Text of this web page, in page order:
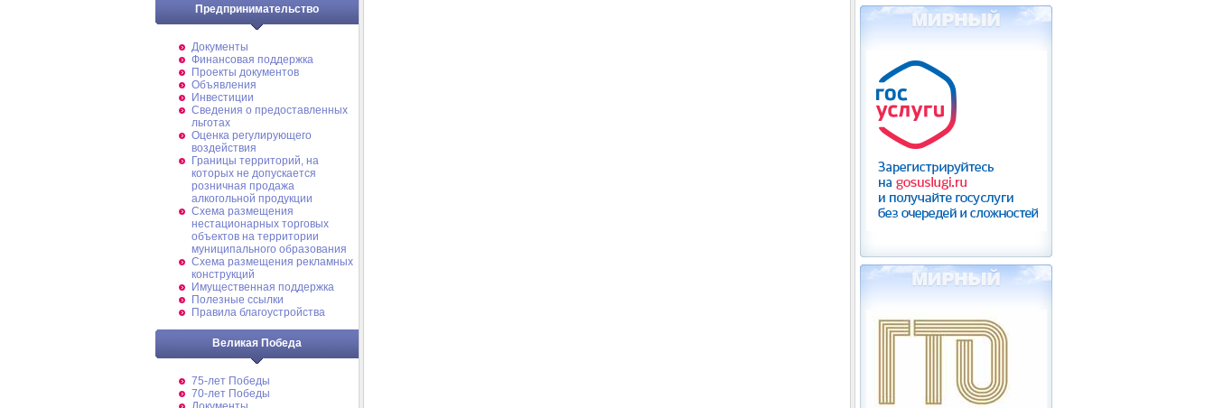
Предпринимательство
Документы
Финансовая поддержка
Проекты документов
Объявления
Инвестиции
Сведения о предоставленных
льготах
Оценка регулирующего
воздействия
Границы территорий, на
которых не допускается
розничная продажа
алкогольной продукции
Схема размещения
нестационарных торговых
объектов на территории
муниципального образования
Схема размещения рекламных
конструкций
Имущественная поддержка
Полезные ссылки
Правила благоустройства
Великая Победа
75-лет Победы
70-лет Победы